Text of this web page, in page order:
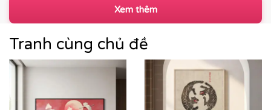
kết hợp hài hòa giữa vẻ đẹp cổ điển Á Đông và nét tinh
tế của kiến trúc Pháp thuộc địa. Đây không chỉ là tranh
tế, sự hoài cổ nhưng vẫn sang trọng hiện đại.
Xem thêm
Tranh cùng chủ đề